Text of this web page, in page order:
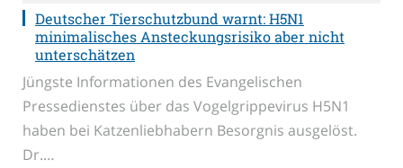
Deutscher Tierschutzbund warnt: H5N1
minimalisches Ansteckungsrisiko aber nicht
unterschätzen
Jüngste Informationen des Evangelischen
Pressedienstes über das Vogelgrippevirus H5N1
haben bei Katzenliebhabern Besorgnis ausgelöst.
Dr.…